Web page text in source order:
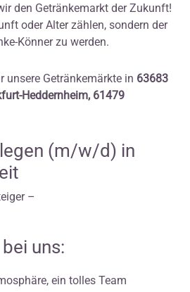
den Getränkemarkt der Zukunft!
oder Alter zählen, sondern der
Könner zu werden.
Getränkemärkte in 63683
Heddernheim, 61479
(m/w/d) in
–
uns:
ein tolles Team